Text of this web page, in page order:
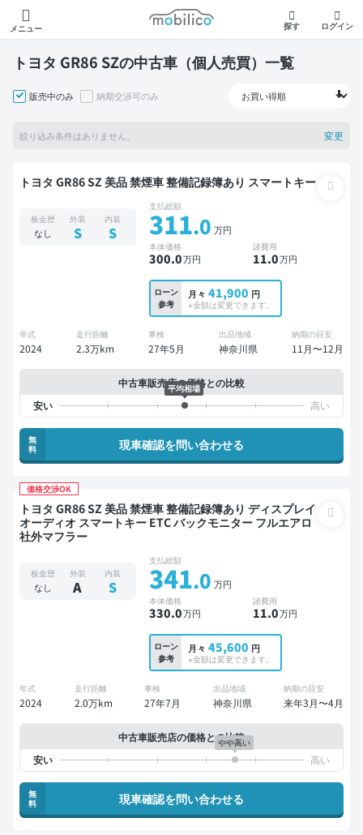
メニュー
モビリコ
探す ログイン
トヨタ GR86 SZの中古車（個人売買）一覧
販売中のみ 納期交渉可のみ
絞り込み条件はありません。 変更
トヨタ GR86 SZ 美品 禁煙車 整備記録簿あり スマートキー
板金歴
なし
外装
S
内装
S
支払総額
311.0 万円
本体価格
300.0万円
諸費用
11.0万円
ローン
参考
月々 41,900 円
※金額は変更できます。
年式
2024
走行距離
2.3万km
車検
27年5月
出品地域
神奈川県
納期の目安
11月〜12月
中古車販売店の価格との比較
平均相場
無
料
現車確認を問い合わせる
価格交渉OK
トヨタ GR86 SZ 美品 禁煙車 整備記録簿あり ディスプレイ
オーディオ スマートキー ETC バックモニター フルエアロ
社外マフラー
板金歴
なし
外装
A
内装
S
支払総額
341.0 万円
本体価格
330.0万円
諸費用
11.0万円
ローン
参考
月々 45,600 円
※金額は変更できます。
年式
2024
走行距離
2.0万km
車検
27年7月
出品地域
神奈川県
納期の目安
来年3月〜4月
中古車販売店の価格との比較
やや高い
無
料
現車確認を問い合わせる